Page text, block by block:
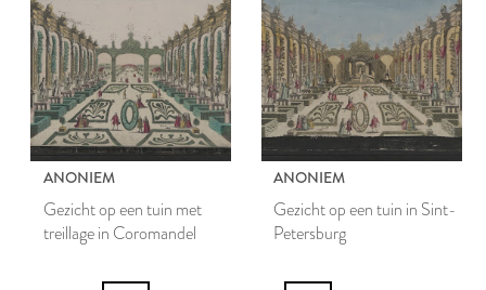
ANONIEM
Gezicht op een tuin met
treillage in Coromandel
ANONIEM
Gezicht op een tuin in Sint-
Petersburg